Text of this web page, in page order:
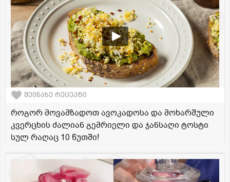
შეინახე რეცეპტი
როგორ მოვამზადოთ ავოკადოსა და მოხარშული
კვერცხის ძალიან გემრიელი და ჯანსაღი ტოსტი
სულ რაღაც 10 წუთში!